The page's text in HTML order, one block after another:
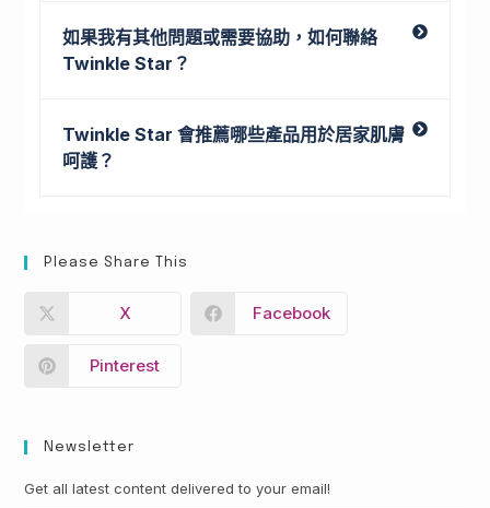
如果我有其他問題或需要協助，如何聯絡
Twinkle Star？
Twinkle Star 會推薦哪些產品用於居家肌膚
呵護？
Please Share This
X Facebook
Pinterest
Newsletter
Get all latest content delivered to your email!